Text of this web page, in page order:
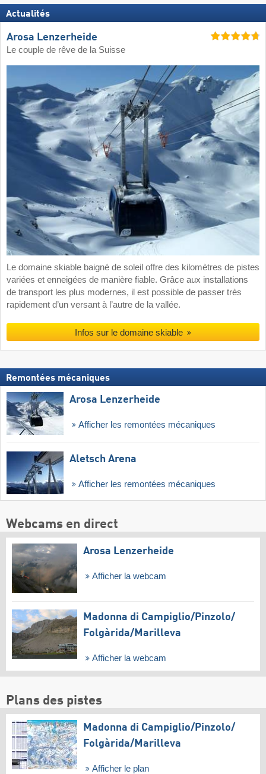
Actualités
Arosa Lenzerheide
Le couple de rêve de la Suisse
Le domaine skiable baigné de soleil offre des kilomètres de pistes
variées et enneigées de manière fiable. Grâce aux installations
de transport les plus modernes, il est possible de passer très
rapidement d’un versant à l’autre de la vallée.
Infos sur le domaine skiable
Remontées mécaniques
Arosa Lenzerheide
Afficher les remontées mécaniques
Aletsch Arena
Afficher les remontées mécaniques
Webcams en direct
Arosa Lenzerheide
Afficher la webcam
Madonna di Campiglio/​Pinzolo/​
Folgàrida/​Marilleva
Afficher la webcam
Plans des pistes
Madonna di Campiglio/​Pinzolo/​
Folgàrida/​Marilleva
Afficher le plan